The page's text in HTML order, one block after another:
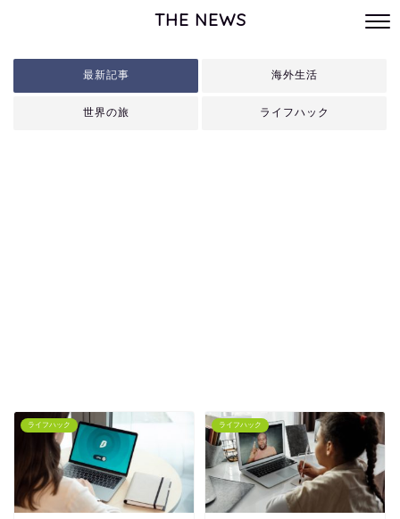
THE NEWS
最新記事 海外生活
世界の旅 ライフハック
ライフハック ライフハック